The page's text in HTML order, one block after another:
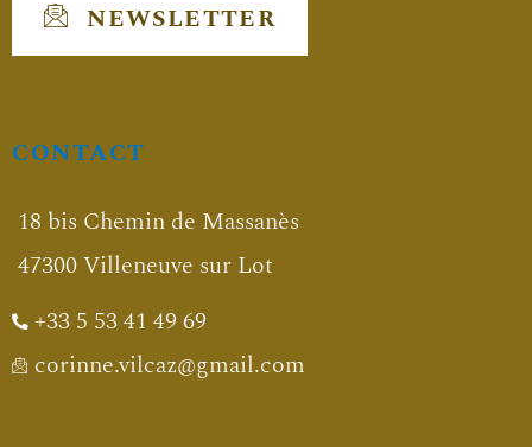
NEWSLETTER
CONTACT
18 bis Chemin de Massanès
47300 Villeneuve sur Lot
+33 5 53 41 49 69
corinne.vilcaz@gmail.com